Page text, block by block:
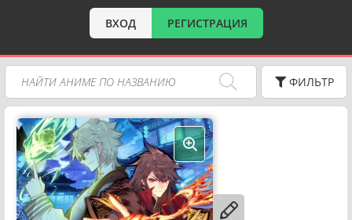
ВХОД РЕГИСТРАЦИЯ
ФИЛЬТР